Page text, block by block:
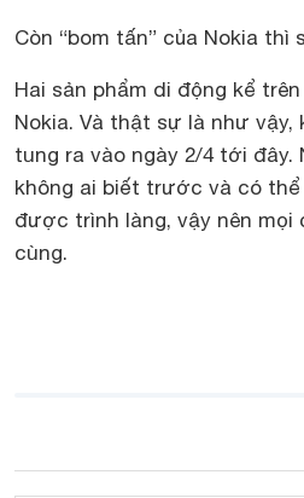
Còn “bom tấn” của Nokia thì
Hai sản phẩm di động kể
Nokia. Và thật sự là như
tung ra vào ngày 2/4 tới
không ai biết trước và có thể
được trình làng, vậy nên
cùng.